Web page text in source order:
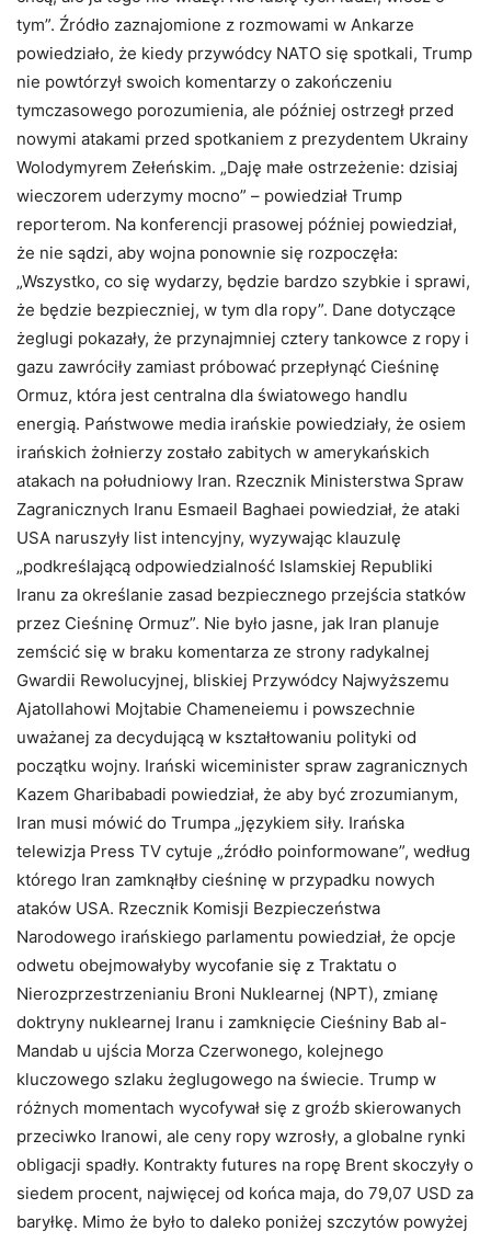
tym”. Źródło zaznajomione z rozmowami w Ankarze
powiedziało, że kiedy przywódcy NATO się spotkali, Trump
nie powtórzył swoich komentarzy o zakończeniu
tymczasowego porozumienia, ale później ostrzegł przed
nowymi atakami przed spotkaniem z prezydentem Ukrainy
Wolodymyrem Zełeńskim. „Daję małe ostrzeżenie: dzisiaj
wieczorem uderzymy mocno” – powiedział Trump
reporterom. Na konferencji prasowej później powiedział,
że nie sądzi, aby wojna ponownie się rozpoczęła:
„Wszystko, co się wydarzy, będzie bardzo szybkie i sprawi,
że będzie bezpieczniej, w tym dla ropy”. Dane dotyczące
żeglugi pokazały, że przynajmniej cztery tankowce z ropy i
gazu zawróciły zamiast próbować przepłynąć Cieśninę
Ormuz, która jest centralna dla światowego handlu
energią. Państwowe media irańskie powiedziały, że osiem
irańskich żołnierzy zostało zabitych w amerykańskich
atakach na południowy Iran. Rzecznik Ministerstwa Spraw
Zagranicznych Iranu Esmaeil Baghaei powiedział, że ataki
USA naruszyły list intencyjny, wyzywając klauzulę
„podkreślającą odpowiedzialność Islamskiej Republiki
Iranu za określanie zasad bezpiecznego przejścia statków
przez Cieśninę Ormuz”. Nie było jasne, jak Iran planuje
zemścić się w braku komentarza ze strony radykalnej
Gwardii Rewolucyjnej, bliskiej Przywódcy Najwyższemu
Ajatollahowi Mojtabie Chameneiemu i powszechnie
uważanej za decydującą w kształtowaniu polityki od
początku wojny. Irański wiceminister spraw zagranicznych
Kazem Gharibabadi powiedział, że aby być zrozumianym,
Iran musi mówić do Trumpa „językiem siły. Irańska
telewizja Press TV cytuje „źródło poinformowane”, według
którego Iran zamknąłby cieśninę w przypadku nowych
ataków USA. Rzecznik Komisji Bezpieczeństwa
Narodowego irańskiego parlamentu powiedział, że opcje
odwetu obejmowałyby wycofanie się z Traktatu o
Nierozprzestrzenianiu Broni Nuklearnej (NPT), zmianę
doktryny nuklearnej Iranu i zamknięcie Cieśniny Bab al-
Mandab u ujścia Morza Czerwonego, kolejnego
kluczowego szlaku żeglugowego na świecie. Trump w
różnych momentach wycofywał się z groźb skierowanych
przeciwko Iranowi, ale ceny ropy wzrosły, a globalne rynki
obligacji spadły. Kontrakty futures na ropę Brent skoczyły o
siedem procent, najwięcej od końca maja, do 79,07 USD za
baryłkę. Mimo że było to daleko poniżej szczytów powyżej